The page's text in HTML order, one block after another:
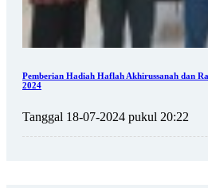
Pemberian Hadiah Haflah Akhirussanah dan
2024
Tanggal 18-07-2024 pukul 20:22